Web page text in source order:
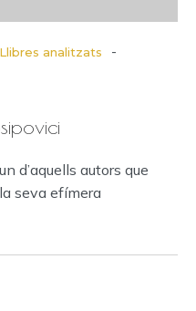
Llibres analitzats -
d’aquells autors que
seva efímera